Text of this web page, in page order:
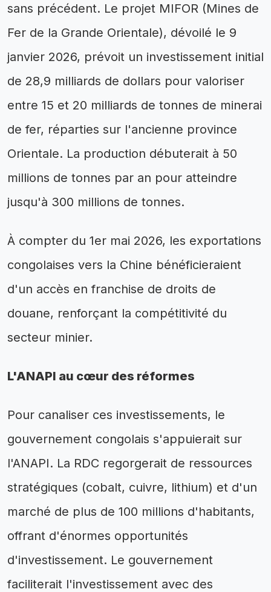
sans précédent. Le projet MIFOR (Mines de
Fer de la Grande Orientale), dévoilé le 9
janvier 2026, prévoit un investissement initial
de 28,9 milliards de dollars pour valoriser
entre 15 et 20 milliards de tonnes de minerai
de fer, réparties sur l'ancienne province
Orientale. La production débuterait à 50
millions de tonnes par an pour atteindre
jusqu'à 300 millions de tonnes.
À compter du 1er mai 2026, les exportations
congolaises vers la Chine bénéficieraient
d'un accès en franchise de droits de
douane, renforçant la compétitivité du
secteur minier.
L'ANAPI au cœur des réformes
Pour canaliser ces investissements, le
gouvernement congolais s'appuierait sur
l'ANAPI. La RDC regorgerait de ressources
stratégiques (cobalt, cuivre, lithium) et d'un
marché de plus de 100 millions d'habitants,
offrant d'énormes opportunités
d'investissement. Le gouvernement
faciliterait l'investissement avec des